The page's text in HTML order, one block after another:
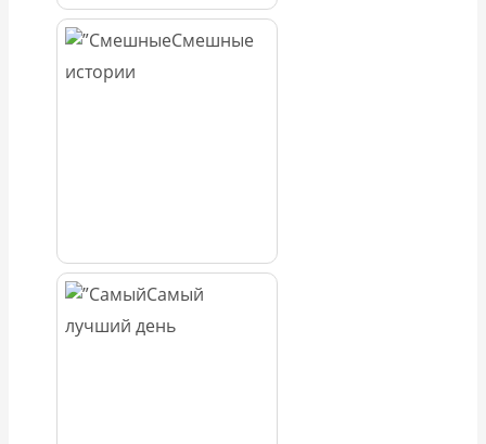
Смешные
истории
Самый
лучший день